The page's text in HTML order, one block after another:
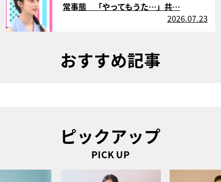
常事態 「やってもうた…」共…
2026.07.23
おすすめ記事
ピックアップ
PICK UP